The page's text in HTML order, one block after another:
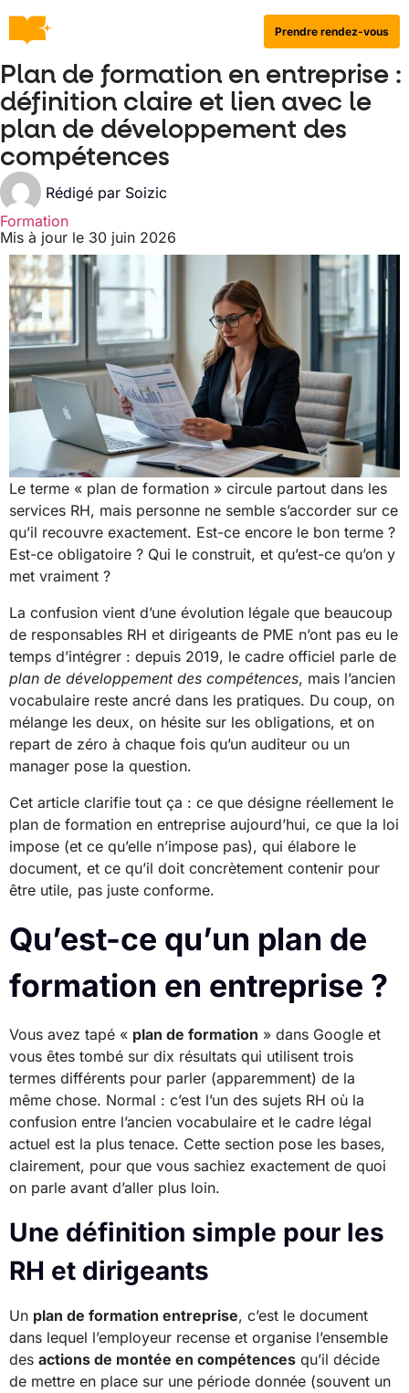
Prendre rendez-vous
Plan de formation en entreprise :
définition claire et lien avec le
plan de développement des
compétences
Rédigé par Soizic
Formation
Mis à jour le 30 juin 2026
Le terme « plan de formation » circule partout dans les
services RH, mais personne ne semble s’accorder sur ce
qu’il recouvre exactement. Est-ce encore le bon terme ?
Est-ce obligatoire ? Qui le construit, et qu’est-ce qu’on y
met vraiment ?
La confusion vient d’une évolution légale que beaucoup
de responsables RH et dirigeants de PME n’ont pas eu le
temps d’intégrer : depuis 2019, le cadre officiel parle de
plan de développement des compétences, mais l’ancien
vocabulaire reste ancré dans les pratiques. Du coup, on
mélange les deux, on hésite sur les obligations, et on
repart de zéro à chaque fois qu’un auditeur ou un
manager pose la question.
Cet article clarifie tout ça : ce que désigne réellement le
plan de formation en entreprise aujourd’hui, ce que la loi
impose (et ce qu’elle n’impose pas), qui élabore le
document, et ce qu’il doit concrètement contenir pour
être utile, pas juste conforme.
Qu’est-ce qu’un plan de
formation en entreprise ?
Vous avez tapé « plan de formation » dans Google et
vous êtes tombé sur dix résultats qui utilisent trois
termes différents pour parler (apparemment) de la
même chose. Normal : c’est l’un des sujets RH où la
confusion entre l’ancien vocabulaire et le cadre légal
actuel est la plus tenace. Cette section pose les bases,
clairement, pour que vous sachiez exactement de quoi
on parle avant d’aller plus loin.
Une définition simple pour les
RH et dirigeants
Un plan de formation entreprise, c’est le document
dans lequel l’employeur recense et organise l’ensemble
des actions de montée en compétences qu’il décide
de mettre en place sur une période donnée (souvent un